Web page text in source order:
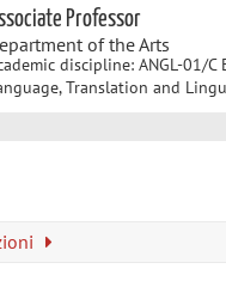
Professor
of the Arts
discipline: ANGL-01/C
Translation and